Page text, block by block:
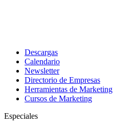
Descargas
Calendario
Newsletter
Directorio de Empresas
Herramientas de Marketing
Cursos de Marketing
Especiales